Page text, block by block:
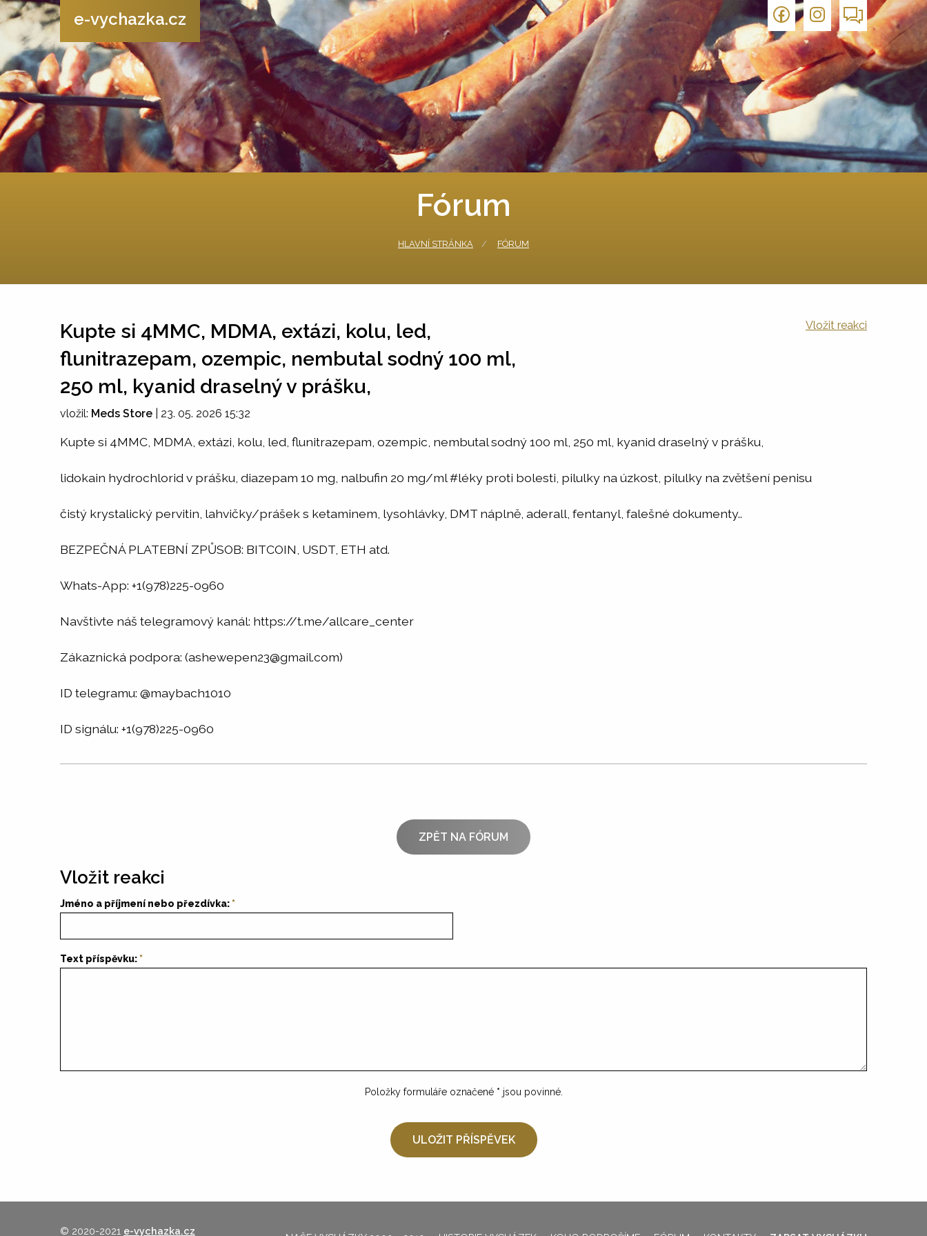
e-vychazka.cz
Fórum
HLAVNÍ STRÁNKA FÓRUM
Kupte si 4MMC, MDMA, extázi, kolu, led,
flunitrazepam, ozempic, nembutal sodný 100 ml,
250 ml, kyanid draselný v prášku,
Vložit reakci
vložil: Meds Store 23. 05. 2026 15:32
Kupte si 4MMC, MDMA, extázi, kolu, led, flunitrazepam, ozempic, nembutal sodný 100 ml, 250 ml, kyanid draselný v prášku,
lidokain hydrochlorid v prášku, diazepam 10 mg, nalbufin 20 mg/ml #léky proti bolesti, pilulky na úzkost, pilulky na zvětšení penisu
čistý krystalický pervitin, lahvičky/prášek s ketaminem, lysohlávky, DMT náplně, aderall, fentanyl, falešné dokumenty..
BEZPEČNÁ PLATEBNÍ ZPŮSOB: BITCOIN, USDT, ETH atd.
Whats-App: +1(978)225-0960
Navštivte náš telegramový kanál: https://t.me/allcare_center
Zákaznická podpora: (ashewepen23@gmail.com)
ID telegramu: @maybach1010
ID signálu: +1(978)225-0960
ZPĚT NA FÓRUM
Vložit reakci
Jméno a příjmení nebo přezdívka:
Text příspěvku:
Položky formuláře označené * jsou povinné.
© 2020-2021 e-vychazka.cz